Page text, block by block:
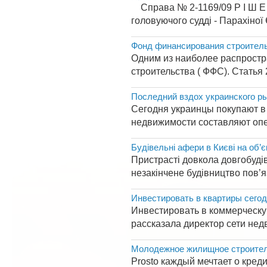
Справа № 2-1169/09 Р І Ш Е
головуючого судді -
Фонд финансирования
Одним из наиболее
строительства ( ФФС).
Последний вздох украинского
Сегодня украинцы покупают
недвижимости составляют
Будівельні афери в Києві на
Пристрасті довкола
незакінчене будівництво
Инвестировать в квартиры
Инвестировать в
рассказала директор сети
Молодежное жилищное
Prosto каждый мечтает о